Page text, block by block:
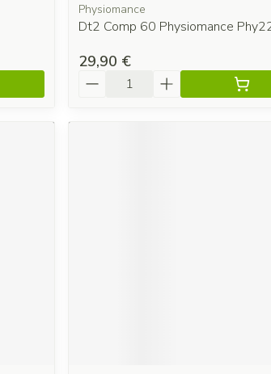
Physiomance
Dt2 Comp 60 Physiomance
29,90 €
Quantité